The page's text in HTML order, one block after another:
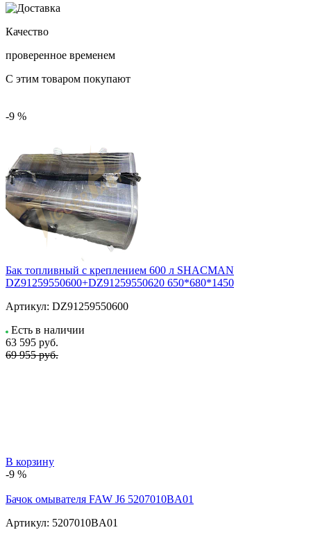
Качество
проверенное временем
С этим товаром покупают
-9 %
Бак топливный с креплением 600 л SHACMAN
DZ91259550600+DZ91259550620 650*680*1450
Артикул: DZ91259550600
Есть в наличии
63 595 руб.
69 955 руб.
В корзину
-9 %
Бачок омывателя FAW J6 5207010BA01
Артикул: 5207010BA01